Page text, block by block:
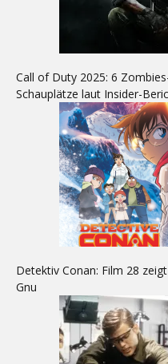
Call of Duty 2025: 6
Schauplätze laut Insider-
Detektiv Conan: Film 28
Gnu